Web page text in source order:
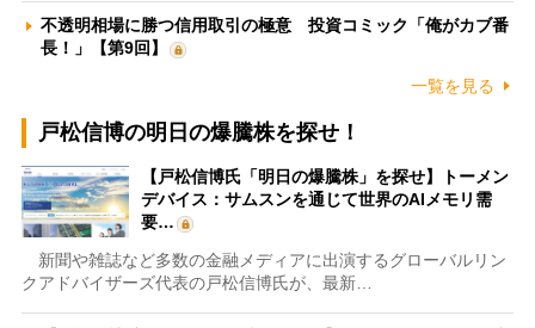
不透明相場に勝つ信用取引の極意 投資コミック「俺がカブ番
長！」【第9回】
一覧を見る
戸松信博の明日の爆騰株を探せ！
【戸松信博氏「明日の爆騰株」を探せ】トーメン
デバイス：サムスンを通じて世界のAIメモリ需
要…
新聞や雑誌など多数の金融メディアに出演するグローバルリン
クアドバイザーズ代表の戸松信博氏が、最新…